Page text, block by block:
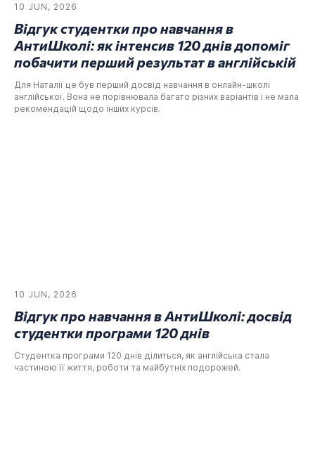
10 JUN, 2026
Відгук студентки про навчання в
АнтиШколі: як інтенсив 120 днів допоміг
побачити перший результат в англійській
Для Наталії це був перший досвід навчання в онлайн-школі
англійської. Вона не порівнювала багато різних варіантів і не мала
рекомендацій щодо інших курсів.
10 JUN, 2026
Відгук про навчання в АнтиШколі: досвід
студентки програми 120 днів
Студентка програми 120 днів ділиться, як англійська стала
частиною її життя, роботи та майбутніх подорожей.